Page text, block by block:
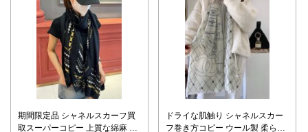
期間限定品 シャネルスカーフ買
取スーパーコピー 上質な綿麻 柔
ドライな肌触り シャネルスカー
フ巻き方コピー ウール製 柔らか